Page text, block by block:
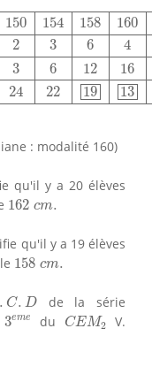
150 154 158
160
2 3 6 4
3 6 12 16
24 22 19 13
154158160162165
: modalité 160)
qu'il y a 20 élèves
162 cm.
162 cm
qu'il y a 19 élèves
158 cm.
158 cm
. C. D
C.D
de la série
3eme
3em e
du CEM2
CEM2
V.